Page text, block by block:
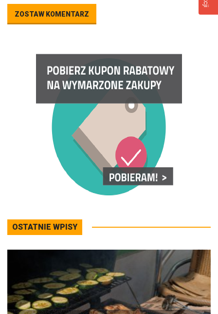
ZOSTAW KOMENTARZ
OSTATNIE WPISY